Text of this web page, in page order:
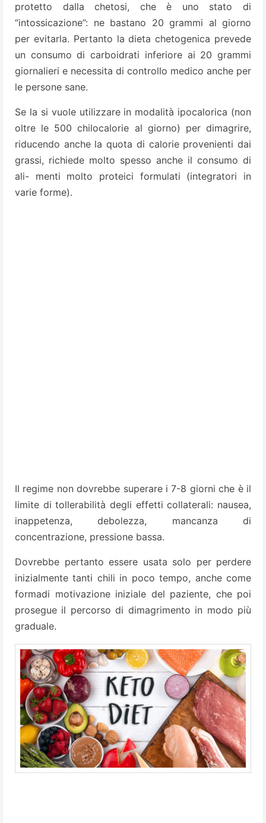
protetto dalla chetosi, che è uno stato di
“intossicazione”: ne bastano 20 grammi al giorno
per evitarla. Pertanto la dieta chetogenica prevede
un consumo di carboidrati inferiore ai 20 grammi
giornalieri e necessita di controllo medico anche per
le persone sane.
Se la si vuole utilizzare in modalità ipocalorica (non
oltre le 500 chilocalorie al giorno) per dimagrire,
riducendo anche la quota di calorie provenienti dai
grassi, richiede molto spesso anche il consumo di
ali- menti molto proteici formulati (integratori in
varie forme).
Il regime non dovrebbe superare i 7-8 giorni che è il
limite di tollerabilità degli effetti collaterali: nausea,
inappetenza, debolezza, mancanza di
concentrazione, pressione bassa.
Dovrebbe pertanto essere usata solo per perdere
inizialmente tanti chili in poco tempo, anche come
formadi motivazione iniziale del paziente, che poi
prosegue il percorso di dimagrimento in modo più
graduale.